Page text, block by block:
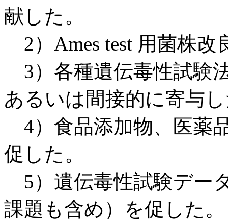
献した。
2）Ames test 用菌株
3）各種遺伝毒性試験
あるいは間接的に寄与
4）食品添加物、医薬
促した。
5）遺伝毒性試験デー
課題も含め）を促した。